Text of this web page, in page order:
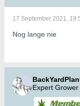
17 September 2021,
Nog lange nie
Expert Grower